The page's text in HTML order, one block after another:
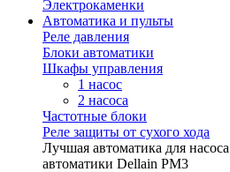
Электрокаменки
Автоматика и пульты
Реле давления
Блоки автоматики
Шкафы управления
1 насос
2 насоса
Частотные блоки
Реле защиты от сухого хода
Лучшая автоматика для насоса
автоматики Dellain PM3